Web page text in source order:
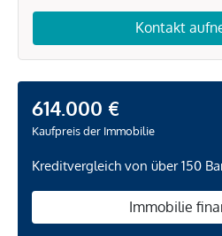
Kontakt
614.000 €
Kaufpreis der Immobilie
Kreditvergleich von über 150
Immobilie